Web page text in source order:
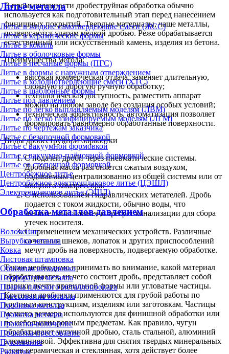
Литьё металла
Литье в жидкие самотвердеющие смеси (ЖСС)
Литье в керамические формы
Литье в кокиль
Литье в оболочковые формы
Литье в песчаные формы (ПГС)
Литье в формы с наружным отверждением
Литье в холоднотвердеющие смеси (ХТС)
Литье в шаблонные формы
Литье под давлением
Литье по легко выплавляемым моделям (ЛВМ)
Литье по легко газифицируемым моделям (ЛГМ)
Литье по чертежам заказчика
Литье с безопочной формовкой
Литье с вакуумной формовкой
Литье с вакуумно-плёночной формовкой
Литье со стопочной формовкой
Центробежное литье
Центробежное электрошлаковое литье (ЦЭШЛ)
Электрошлаковое литье (ЭШЛ)
Обработка металлов давлением
Волочение
Вырубка металла
Ковка
Листовая штамповка
Объёмная штамповка
Перфорация металла
Правка плоского металлопроката
Прессование металла
Пробивка металла
Прокатка металла
Прокатка-волочение
Прокатка-прессование
Пуклевание
Раскатка
В промышленности дробеструйная обработка обычно
используется как подготовительный этап перед нанесением
финишных покрытий. Твердые материалы, чаще металлы,
подвергаются ударам мелкой дробью. Реже обрабатывается
естественный или искусственный камень, изделия из бетона.
Преимущества метода:
высокая коммерческая отдача, заменяет длительную,
сложную и дорогую ручную обработку;
технологическая доступность, разместить аппарат
можно на любом заводе без создания особых условий;
техническая эффективность, автоматизация позволяет
формировать равномерно обработанные поверхности.
Виды дробеструйной обработки
С подачей дроби через пневматические системы.
Дробяная масса разгоняется сжатым воздухом,
подаваемым централизованно из общей системы или от
мощного компрессора.
С использованием гидравлических метателей. Дробь
подается с током жидкости, обычно воды, что
значительно сложнее и требует канализации для сбора
утечек носителя.
С применением механических устройств. Различные
сочетания шнеков, лопаток и других приспособлений
мечут дробь на поверхность, подвергаемую обработке.
Также необходимо принимать во внимание, какой материал
обрабатывается, из чего состоит дробь, представляет собой
шарики почти правильной формы или угловатые частицы.
Крупные дробинки применяются для грубой работы по
крупным конструкциям, изделиям или заготовкам. Частицы
мелкого размера используются для финишной обработки или
по небольшим ровным предметам. Как правило, чугун
обрабатывают чугунной дробью, сталь стальной, алюминий
алюминиевой. Эффективна для снятия твердых минеральных
слоев керамическая и стеклянная, хотя действует более